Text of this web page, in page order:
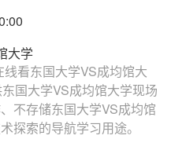
大学
看东国大学VS成均馆大
国大学VS成均馆大学现场
不存储东国大学VS成均馆
探索的导航学习用途。